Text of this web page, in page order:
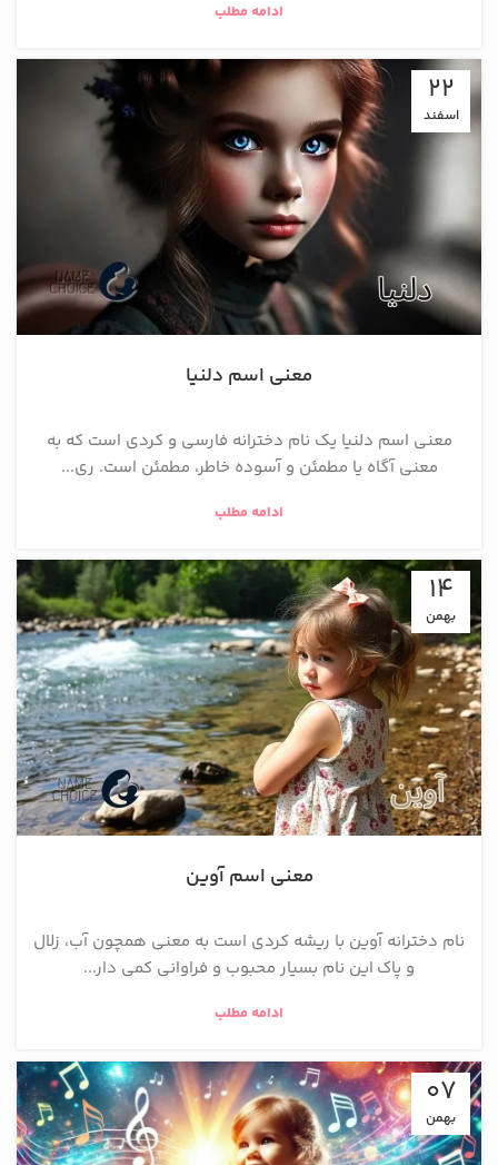
ادامه مطلب
22
اسفند
معنی اسم دلنیا
معنی اسم دلنیا یک نام دخترانه فارسی و کردی است که به
معنی آگاه یا مطمئن و آسوده خاطر، مطمئن است. ری...
ادامه مطلب
14
بهمن
معنی اسم آوین
نام دخترانه آوین با ریشه کردی است به معنی همچون آب، زلال
و پاک این نام بسیار محبوب و فراوانی کمی دار...
ادامه مطلب
07
بهمن